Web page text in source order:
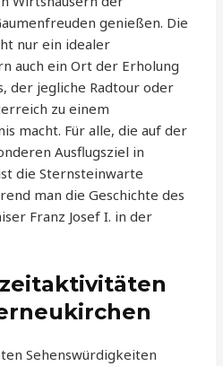
genießen. Die
nur ein idealer
auch ein Ort der Erholung
der jegliche Radtour oder
zu einem
macht. Für alle, die auf der
Ausflugsziel in
die Sternsteinwarte
man die Geschichte des
Franz Josef I. in der
Sehenswürdigkeiten